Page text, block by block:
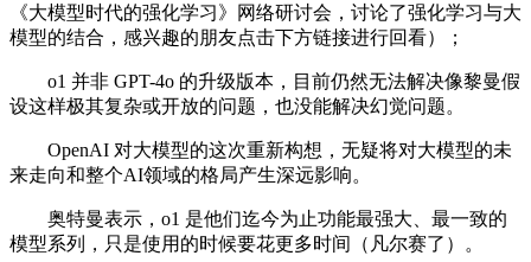
《大模型时代的强化学习》网络研讨会，讨论了强化学习与大
模型的结合，感兴趣的朋友点击下方链接进行回看）；
o1 并非 GPT-4o 的升级版本，目前仍然无法解决像黎曼假
设这样极其复杂或开放的问题，也没能解决幻觉问题。
OpenAI 对大模型的这次重新构想，无疑将对大模型的未
来走向和整个AI领域的格局产生深远影响。
奥特曼表示，o1 是他们迄今为止功能最强大、最一致的
模型系列，只是使用的时候要花更多时间（凡尔赛了）。